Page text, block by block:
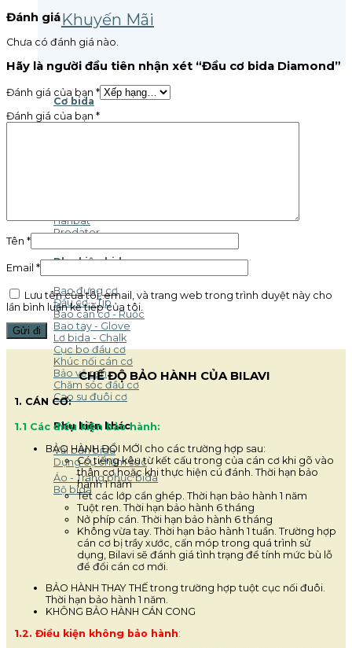
Khuyến Mãi
Cơ bida
Gậy Pool
Hanbat
Predator
Phụ kiện bida
Bao đựng cơ
Đầu cơ - Tip
Bao cán cơ - Ruốc
Bao tay - Glove
Lơ bida - Chalk
Cục bo đầu cơ
Khúc nối cán cơ
Bảo vệ ren
Chăm sóc đầu cơ
Cao su đuôi cơ
Phụ kiện khác
Vải bàn bida
Dụng cụ chăm sóc
Áo - Trang phục bida
Bộ bida
Đánh giá
Chưa có đánh giá nào.
Hãy là người đầu tiên nhận xét “Đầu cơ bida Diamond”
Đánh giá của bạn *
Đánh giá của bạn *
Tên *
Email *
Lưu tên của tôi, email, và trang web trong trình duyệt này cho
lần bình luận kế tiếp của tôi.
CHẾ ĐỘ BẢO HÀNH CỦA BILAVI
1. CÁN CƠ:
1.1 Các điều kiện bảo hành:
BẢO HÀNH ĐỔI MỚI cho các trường hợp sau:
Có tiếng kêu từ kết cấu trong của cán cơ khi gõ vào
thân cơ hoặc khi thực hiện cú đánh. Thời hạn bảo
hành 1 năm
Tét các lớp cẩn ghép. Thời hạn bảo hành 1 năm
Tuột ren. Thời hạn bảo hành 6 tháng
Nở phíp cán. Thời hạn bảo hành 6 tháng
Không vừa tay. Thời hạn bảo hành 1 tuần. Trường hợp
cán cơ bị trầy xước, cấn móp trong quá trình sử
dụng, Bilavi sẽ đánh giá tình trạng để tính mức bù lỗ
để đổi cán cơ mới.
BẢO HÀNH THAY THẾ trong trường hợp tuột cục nối đuôi.
Thời hạn bảo hành 1 năm.
KHÔNG BẢO HÀNH CÁN CONG
1.2. Điều kiện không bảo hành: